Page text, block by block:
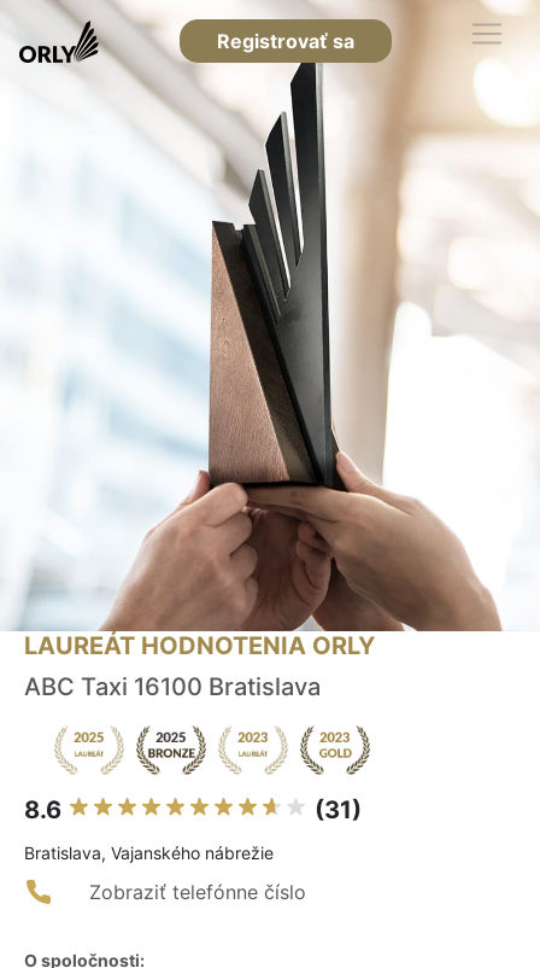
Registrovať sa
LAUREÁT HODNOTENIA ORLY
ABC Taxi 16100 Bratislava
8.6 (31)
Bratislava, Vajanského nábrežie
Zobraziť telefónne číslo
O spoločnosti: